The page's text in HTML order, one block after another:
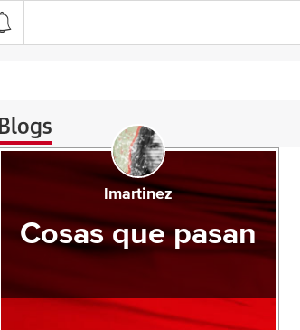
Blogs
lmartinez
Cosas que pasan